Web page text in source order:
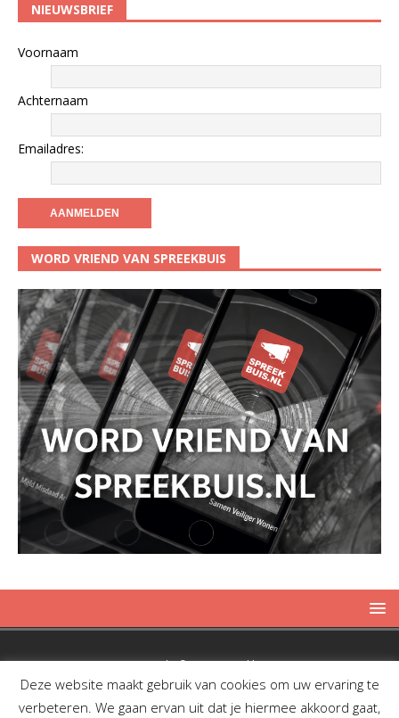
NIEUWSBRIEF
Voornaam
Achternaam
Emailadres:
WORD VRIEND VAN SPREEKBUIS
Copyright © 2019 Spreekbuis
Deze website maakt gebruik van cookies om uw ervaring te
verbeteren. We gaan ervan uit dat je hiermee akkoord gaat,